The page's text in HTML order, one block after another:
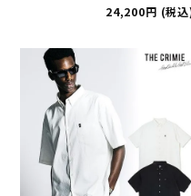
24,200 税込